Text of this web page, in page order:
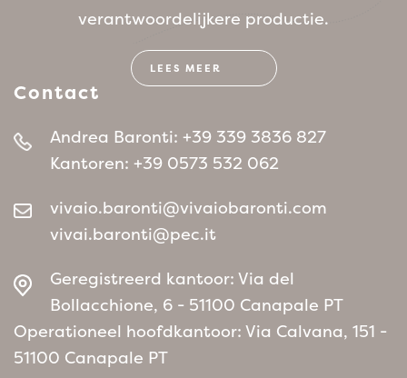
verantwoordelijkere productie.
LEES MEER
Contact
Andrea Baronti: +39 339 3836 827
Kantoren: +39 0573 532 062
vivaio.baronti@vivaiobaronti.com
vivai.baronti@pec.it
Geregistreerd kantoor: Via del
Bollacchione, 6 - 51100 Canapale PT
Operationeel hoofdkantoor: Via Calvana, 151 -
51100 Canapale PT